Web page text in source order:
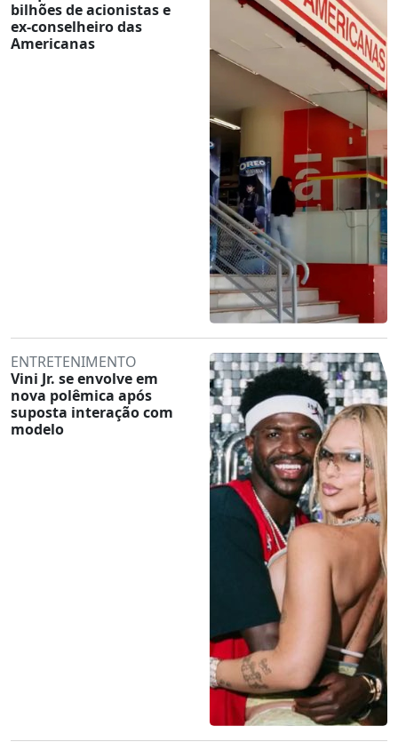
bilhões de acionistas e
ex-conselheiro das
Americanas
ENTRETENIMENTO
Vini Jr. se envolve em
nova polêmica após
suposta interação com
modelo